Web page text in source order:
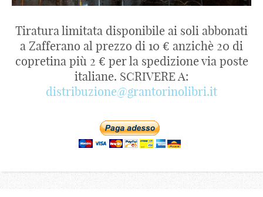
Tiratura limitata disponibile ai soli abbonati
a Zafferano al prezzo di 10 € anzichè 20 di
copretina più 2 € per la spedizione via poste
italiane. SCRIVERE A:
distribuzione@grantorinolibri.it